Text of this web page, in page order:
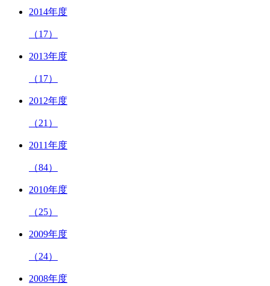
2014年度
（17）
2013年度
（17）
2012年度
（21）
2011年度
（84）
2010年度
（25）
2009年度
（24）
2008年度